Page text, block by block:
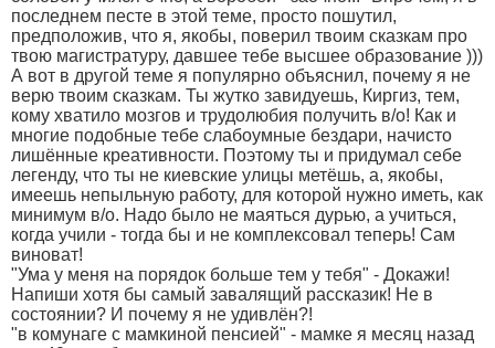
последнем песте в этой теме, просто пошутил,
предположив, что я, якобы, поверил твоим сказкам про
твою магистратуру, давшее тебе высшее образование )))
А вот в другой теме я популярно объяснил, почему я не
верю твоим сказкам. Ты жутко завидуешь, Киргиз, тем,
кому хватило мозгов и трудолюбия получить в/о! Как и
многие подобные тебе слабоумные бездари, начисто
лишённые креативности. Поэтому ты и придумал себе
легенду, что ты не киевские улицы метёшь, а, якобы,
имеешь непыльную работу, для которой нужно иметь, как
минимум в/о. Надо было не маяться дурью, а учиться,
когда учили - тогда бы и не комплексовал теперь! Сам
виноват!
"Ума у меня на порядок больше тем у тебя" - Докажи!
Напиши хотя бы самый завалящий рассказик! Не в
состоянии? И почему я не удивлён?!
"в комунаге с мамкиной пенсией" - мамке я месяц назад